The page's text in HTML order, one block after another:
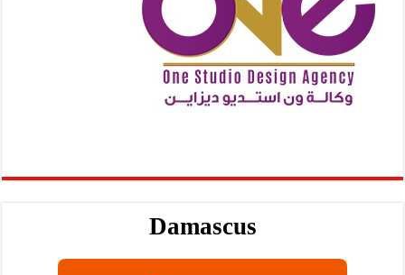
Damascus